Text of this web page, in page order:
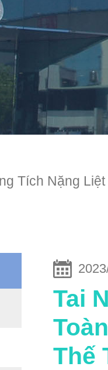
Tích Nặng
Tai
Thế